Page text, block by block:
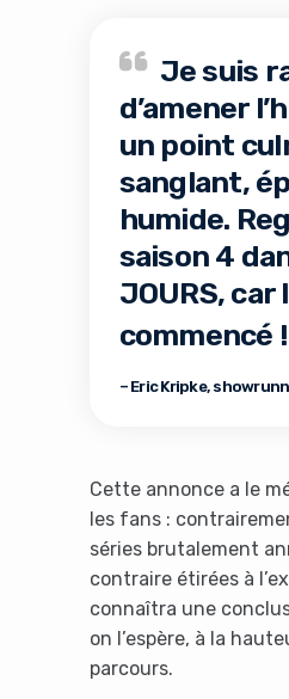
Je suis
d’amener
un point
sanglant,
humide.
saison 4
JOURS, car
commencé !
– Eric Kripke,
Cette annonce a le
les fans :
séries brutalement
contraire étirées à
connaîtra une
on l’espère, à la
parcours.